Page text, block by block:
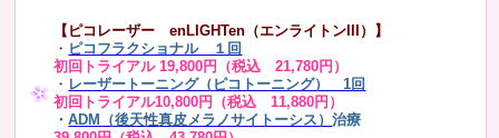
【ピコレーザー enLIGHTen（エンライトンIII）】
・ ピコフラクショナル １回
初回トライアル 19,800円（税込 21,780円）
・ レーザートーニング（ピコトーニング） 1回
初回トライアル10,800円（税込 11,880円）
・ADM（後天性真皮メラノサイトーシス）治療